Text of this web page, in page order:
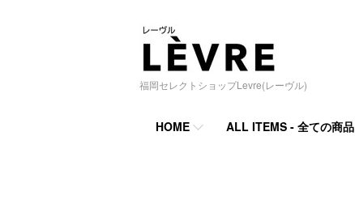
福岡セレクトショップLevre(レーヴル)
HOME ALL ITEMS - 全ての商品